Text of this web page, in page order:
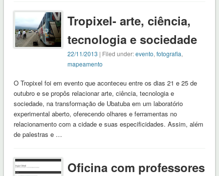
Tropixel- arte, ciência,
tecnologia e sociedade
22/11/2013 | Filed under:evento,fotografia,
mapeamento
O Tropixel foi em evento que aconteceu entre os dias 21 e 25 de
outubro e se propôs relacionar arte, ciência, tecnologia e
sociedade, na transformação de Ubatuba em um laboratório
experimental aberto, oferecendo olhares e ferramentas no
relacionamento com a cidade e suas especificidades. Assim, além
de palestras e …
Oficina com professores